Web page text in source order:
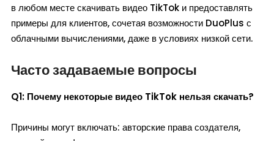
в любом месте скачивать видео TikTok и предоставлять
примеры для клиентов, сочетая возможности DuoPlus с
облачными вычислениями, даже в условиях низкой сети.
Часто задаваемые вопросы
Q1: Почему некоторые видео TikTok нельзя скачать?
Причины могут включать: авторские права создателя,